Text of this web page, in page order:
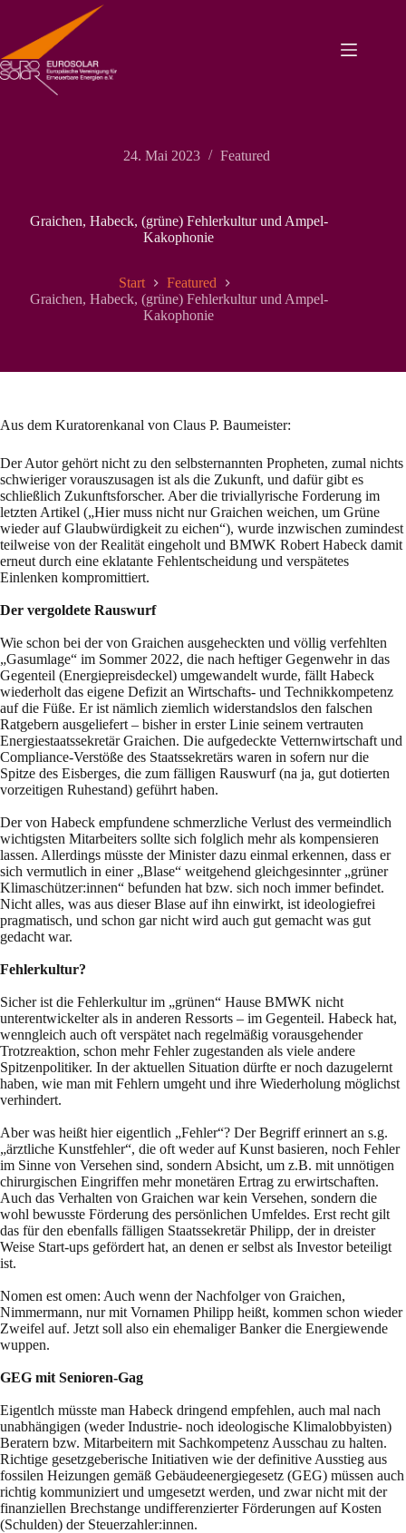
springen
24. Mai 2023 Featured
Graichen, Habeck, (grüne) Fehlerkultur und Ampel-
Kakophonie
Start
Featured
Graichen, Habeck, (grüne) Fehlerkultur und Ampel-
Kakophonie
Aus dem Kuratorenkanal von Claus P. Baumeister:
Der Autor gehört nicht zu den selbsternannten Propheten, zumal nichts
schwieriger vorauszusagen ist als die Zukunft, und dafür gibt es
schließlich Zukunftsforscher. Aber die triviallyrische Forderung im
letzten Artikel („Hier muss nicht nur Graichen weichen, um Grüne
wieder auf Glaubwürdigkeit zu eichen“), wurde inzwischen zumindest
teilweise von der Realität eingeholt und BMWK Robert Habeck damit
erneut durch eine eklatante Fehlentscheidung und verspätetes
Einlenken kompromittiert.
Der vergoldete Rauswurf
Wie schon bei der von Graichen ausgeheckten und völlig verfehlten
„Gasumlage“ im Sommer 2022, die nach heftiger Gegenwehr in das
Gegenteil (Energiepreisdeckel) umgewandelt wurde, fällt Habeck
wiederholt das eigene Defizit an Wirtschafts- und Technikkompetenz
auf die Füße. Er ist nämlich ziemlich widerstandslos den falschen
Ratgebern ausgeliefert – bisher in erster Linie seinem vertrauten
Energiestaatssekretär Graichen. Die aufgedeckte Vetternwirtschaft und
Compliance-Verstöße des Staatssekretärs waren in sofern nur die
Spitze des Eisberges, die zum fälligen Rauswurf (na ja, gut dotierten
vorzeitigen Ruhestand) geführt haben.
Der von Habeck empfundene schmerzliche Verlust des vermeindlich
wichtigsten Mitarbeiters sollte sich folglich mehr als kompensieren
lassen. Allerdings müsste der Minister dazu einmal erkennen, dass er
sich vermutlich in einer „Blase“ weitgehend gleichgesinnter „grüner
Klimaschützer:innen“ befunden hat bzw. sich noch immer befindet.
Nicht alles, was aus dieser Blase auf ihn einwirkt, ist ideologiefrei
pragmatisch, und schon gar nicht wird auch gut gemacht was gut
gedacht war.
Fehlerkultur?
Sicher ist die Fehlerkultur im „grünen“ Hause BMWK nicht
unterentwickelter als in anderen Ressorts – im Gegenteil. Habeck hat,
wenngleich auch oft verspätet nach regelmäßig vorausgehender
Trotzreaktion, schon mehr Fehler zugestanden als viele andere
Spitzenpolitiker. In der aktuellen Situation dürfte er noch dazugelernt
haben, wie man mit Fehlern umgeht und ihre Wiederholung möglichst
verhindert.
Aber was heißt hier eigentlich „Fehler“? Der Begriff erinnert an s.g.
„ärztliche Kunstfehler“, die oft weder auf Kunst basieren, noch Fehler
im Sinne von Versehen sind, sondern Absicht, um z.B. mit unnötigen
chirurgischen Eingriffen mehr monetären Ertrag zu erwirtschaften.
Auch das Verhalten von Graichen war kein Versehen, sondern die
wohl bewusste Förderung des persönlichen Umfeldes. Erst recht gilt
das für den ebenfalls fälligen Staatssekretär Philipp, der in dreister
Weise Start-ups gefördert hat, an denen er selbst als Investor beteiligt
ist.
Nomen est omen: Auch wenn der Nachfolger von Graichen,
Nimmermann, nur mit Vornamen Philipp heißt, kommen schon wieder
Zweifel auf. Jetzt soll also ein ehemaliger Banker die Energiewende
wuppen.
GEG mit Senioren-Gag
Eigentlch müsste man Habeck dringend empfehlen, auch mal nach
unabhängigen (weder Industrie- noch ideologische Klimalobbyisten)
Beratern bzw. Mitarbeitern mit Sachkompetenz Ausschau zu halten.
Richtige gesetzgeberische Initiativen wie der definitive Ausstieg aus
fossilen Heizungen gemäß Gebäudeenergiegesetz (GEG) müssen auch
richtig kommuniziert und umgesetzt werden, und zwar nicht mit der
finanziellen Brechstange undifferenzierter Förderungen auf Kosten
(Schulden) der Steuerzahler:innen.